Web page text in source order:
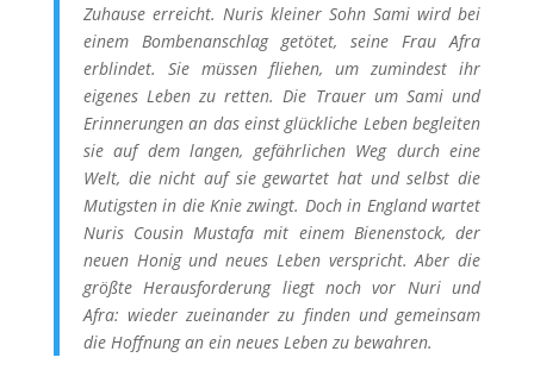
Zuhause erreicht. Nuris kleiner Sohn Sami wird bei
einem Bombenanschlag getötet, seine Frau Afra
erblindet. Sie müssen fliehen, um zumindest ihr
eigenes Leben zu retten. Die Trauer um Sami und
Erinnerungen an das einst glückliche Leben begleiten
sie auf dem langen, gefährlichen Weg durch eine
Welt, die nicht auf sie gewartet hat und selbst die
Mutigsten in die Knie zwingt. Doch in England wartet
Nuris Cousin Mustafa mit einem Bienenstock, der
neuen Honig und neues Leben verspricht. Aber die
größte Herausforderung liegt noch vor Nuri und
Afra: wieder zueinander zu finden und gemeinsam
die Hoffnung an ein neues Leben zu bewahren.